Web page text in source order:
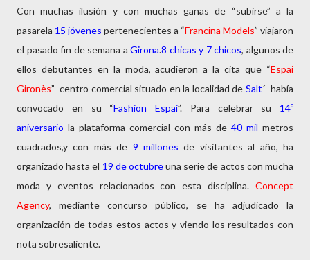
Con muchas ilusión y con muchas ganas de “subirse” a la
pasarela 15 jóvenes pertenecientes a “Francina Models” viajaron
el pasado fin de semana a Girona.8 chicas y 7 chicos, algunos de
ellos debutantes en la moda, acudieron a la cita que “Espai
Gironès”- centro comercial situado en la localidad de Salt´- había
convocado en su “Fashion Espai”. Para celebrar su 14º
aniversario la plataforma comercial con más de 40 mil metros
cuadrados,y con más de 9 millones de visitantes al año, ha
organizado hasta el 19 de octubreuna serie de actos con mucha
moda y eventos relacionados con esta disciplina. Concept
Agency, mediante concurso público, se ha adjudicado la
organización de todas estos actos y viendo los resultados con
nota sobresaliente.